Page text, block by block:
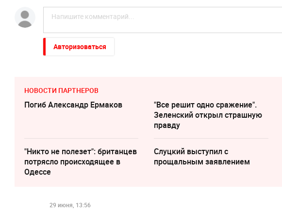
Авторизоваться
НОВОСТИ ПАРТНЕРОВ
Погиб Александр Ермаков
"Все решит одно сражение".
Зеленский открыл страшную
правду
"Никто не полезет": британцев
потрясло происходящее в
Одессе
Слуцкий выступил с
прощальным заявлением
29 июня, 13:56